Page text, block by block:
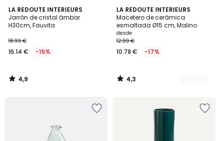
LA REDOUTE INTERIEURS
Jarrón de cristal ámbar
H30cm, Fauvita
18.99 €
16.14 € -15%
4,9
/ 5
4,9
/
LA REDOUTE INTERIEURS
Macetero de cerámica
esmaltada Ø15 cm, Malino
desde
12.99 €
10.78 € -17%
4,3
/ 5
2
Colores
4,3
/